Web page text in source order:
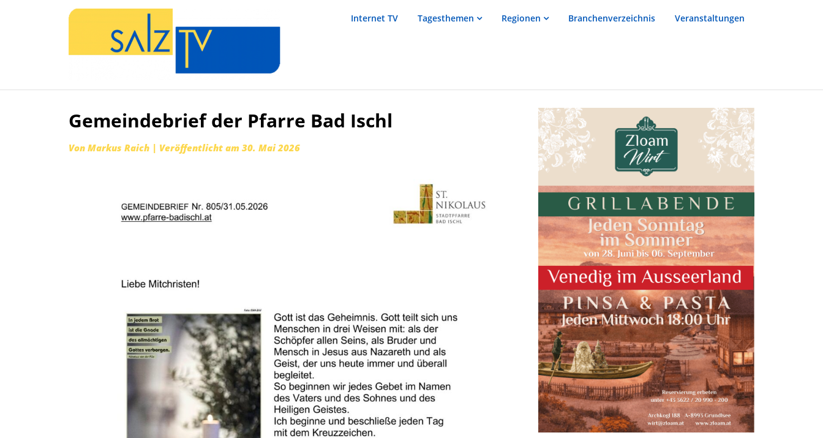
Internet TV Tagesthemen Regionen Branchenverzeichnis Veranstaltungen
Zum
springen
Gemeindebrief der Pfarre Bad Ischl
Von Markus Raich | Veröffentlicht am 30. Mai 2026